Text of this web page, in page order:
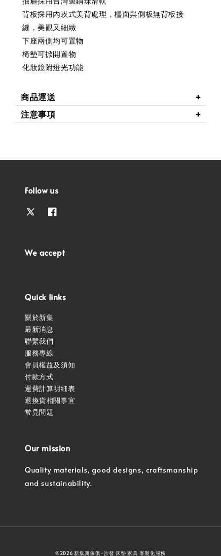
背板採用內崁式美背處理，檯面與側板無背板接
縫，美觀又細緻
下座兩側均可置物
椅墊可掀開置物
化妝鏡附燈光功能
商品運送
注意事項
Follow us
We accept
Quick links
關於新集
最新消息
聯繫我們
服務專線
會員權益及須知
付款方式
運費計算明細表
退換貨相關事宜
常見問題
Our mission
Quality materials, good designs, craftsmanship
and sustainability.
©2026 新集興傢俱-沙發 床墊 家具 客製化服務